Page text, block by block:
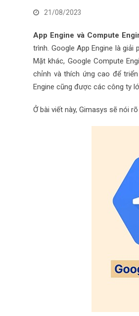
21/08/2023
App Engine và Compute
trình. Google App Engine là
Mặt khác, Google Compute
chỉnh và thích ứng cao để
Engine cũng được các công ty
Ở bài viết này, Gimasys sẽ nói